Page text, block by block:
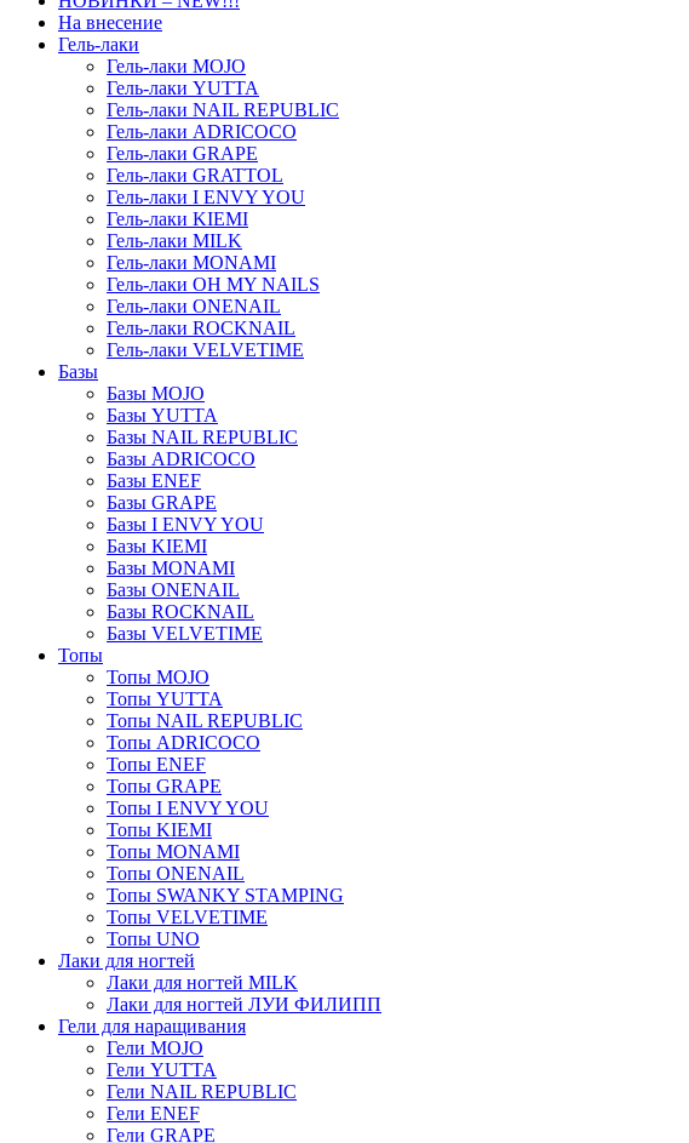
На внесение
Гель-лаки
Гель-лаки MOJO
Гель-лаки YUTTA
Гель-лаки NAIL REPUBLIC
Гель-лаки ADRICOCO
Гель-лаки GRAPE
Гель-лаки GRATTOL
Гель-лаки I ENVY YOU
Гель-лаки KIEMI
Гель-лаки MILK
Гель-лаки MONAMI
Гель-лаки OH MY NAILS
Гель-лаки ONENAIL
Гель-лаки ROCKNAIL
Гель-лаки VELVETIME
Базы
Базы MOJO
Базы YUTTA
Базы NAIL REPUBLIC
Базы ADRICOCO
Базы ENEF
Базы GRAPE
Базы I ENVY YOU
Базы KIEMI
Базы MONAMI
Базы ONENAIL
Базы ROCKNAIL
Базы VELVETIME
Топы
Топы MOJO
Топы YUTTA
Топы NAIL REPUBLIC
Топы ADRICOCO
Топы ENEF
Топы GRAPE
Топы I ENVY YOU
Топы KIEMI
Топы MONAMI
Топы ONENAIL
Топы SWANKY STAMPING
Топы VELVETIME
Топы UNO
Лаки для ногтей
Лаки для ногтей MILK
Лаки для ногтей ЛУИ ФИЛИПП
Гели для наращивания
Гели MOJO
Гели YUTTA
Гели NAIL REPUBLIC
Гели ENEF
Гели GRAPE